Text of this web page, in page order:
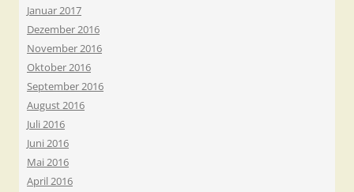
Januar 2017
Dezember 2016
November 2016
Oktober 2016
September 2016
August 2016
Juli 2016
Juni 2016
Mai 2016
April 2016